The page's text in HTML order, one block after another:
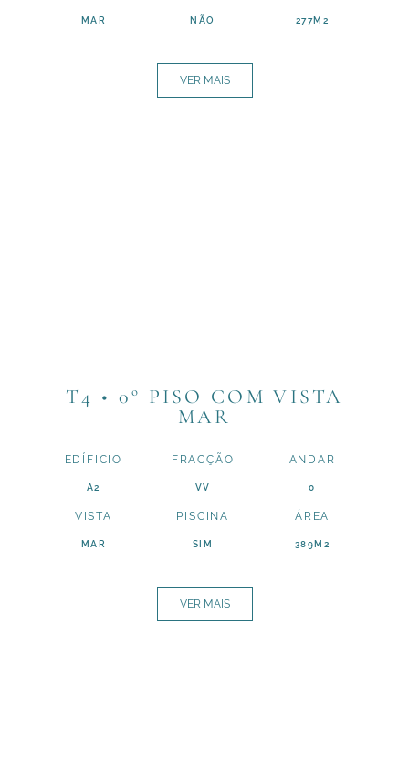
MAR NÃO 277M2
VER MAIS
T4 • 0º PISO COM VISTA
MAR
EDÍFICIO
A2
FRACÇÃO
VV
ANDAR
0
VISTA
MAR
PISCINA
SIM
ÁREA
389M2
VER MAIS